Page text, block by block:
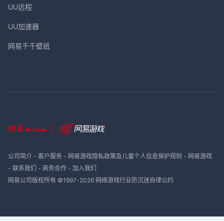
UU远程
UU加速器
网易千千壁纸
公司简介- 客户服务- 网易游戏隐私政策及儿童个人信息保护规则 - 网易游戏
- 联系我们 - 商务合作- 加入我们
网易公司版权所有 ©1997-2026 网络游戏行业防沉迷自律公约